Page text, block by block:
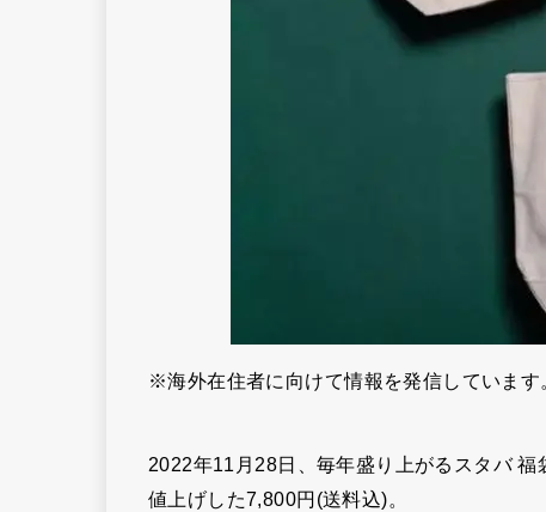
※海外在住者に向けて情報を発信しています
2022年11月28日、毎年盛り上がるスタバ
値上げした7,800円(送料込)。